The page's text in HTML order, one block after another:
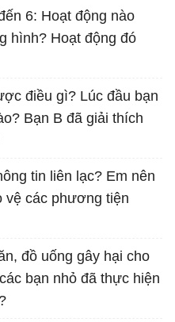
6: Hoạt động nào
hình? Hoạt động đó
điều gì? Lúc đầu bạn
Bạn B đã giải thích
tin liên lạc? Em nên
vệ các phương tiện
đồ uống gây hại cho
bạn nhỏ đã thực hiện